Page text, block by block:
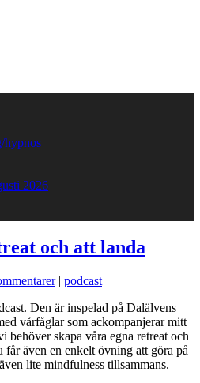
hypnos
2026
och att landa
| podcast
Den är inspelad på Dalälvens
vårfåglar som ackompanjerar mitt
behöver skapa våra egna retreat och
får även en enkelt övning att göra på
lite mindfulness tillsammans.